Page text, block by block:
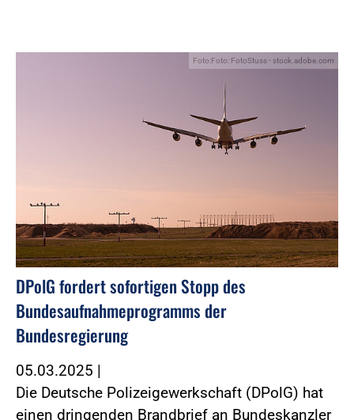
Foto:Foto: FotoStuss - stock.adobe.com
DPolG fordert sofortigen Stopp des
Bundesaufnahmeprogramms der
Bundesregierung
05.03.2025 |
Die Deutsche Polizeigewerkschaft (DPolG) hat
einen dringenden Brandbrief an Bundeskanzler